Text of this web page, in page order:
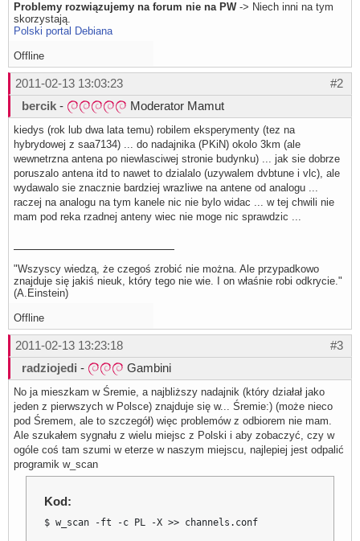
Problemy rozwiązujemy na forum nie na PW-> Niech inni na tym
skorzystają.
Polski portal Debiana
Offline
#2
2011-02-13 13:03:23
bercik - Moderator Mamut
kiedys (rok lub dwa lata temu) robilem eksperymenty (tez na
hybrydowej z saa7134) ... do nadajnika (PKiN) okolo 3km (ale
wewnetrzna antena po niewlasciwej stronie budynku) ... jak sie dobrze
poruszalo antena itd to nawet to dzialalo (uzywalem dvbtune i vlc), ale
wydawalo sie znacznie bardziej wrazliwe na antene od analogu ...
raczej na analogu na tym kanele nic nie bylo widac ... w tej chwili nie
mam pod reka rzadnej anteny wiec nie moge nic sprawdzic ...
"Wszyscy wiedzą, że czegoś zrobić nie można. Ale przypadkowo
znajduje się jakiś nieuk, który tego nie wie. I on właśnie robi odkrycie."
(A.Einstein)
Offline
#3
2011-02-13 13:23:18
radziojedi - Gambini
No ja mieszkam w Śremie, a najbliższy nadajnik (który działał jako
jeden z pierwszych w Polsce) znajduje się w... Śremie:) (może nieco
pod Śremem, ale to szczegół) więc problemów z odbiorem nie mam.
Ale szukałem sygnału z wielu miejsc z Polski i aby zobaczyć, czy w
ogóle coś tam szumi w eterze w naszym miejscu, najlepiej jest odpalić
programik w_scan
Kod:
$ w_scan -ft -c PL -X >> channels.conf